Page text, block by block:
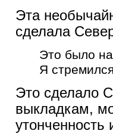
Эта
сделала
Это было
Я
Это сделало
выкладкам,
утонченность